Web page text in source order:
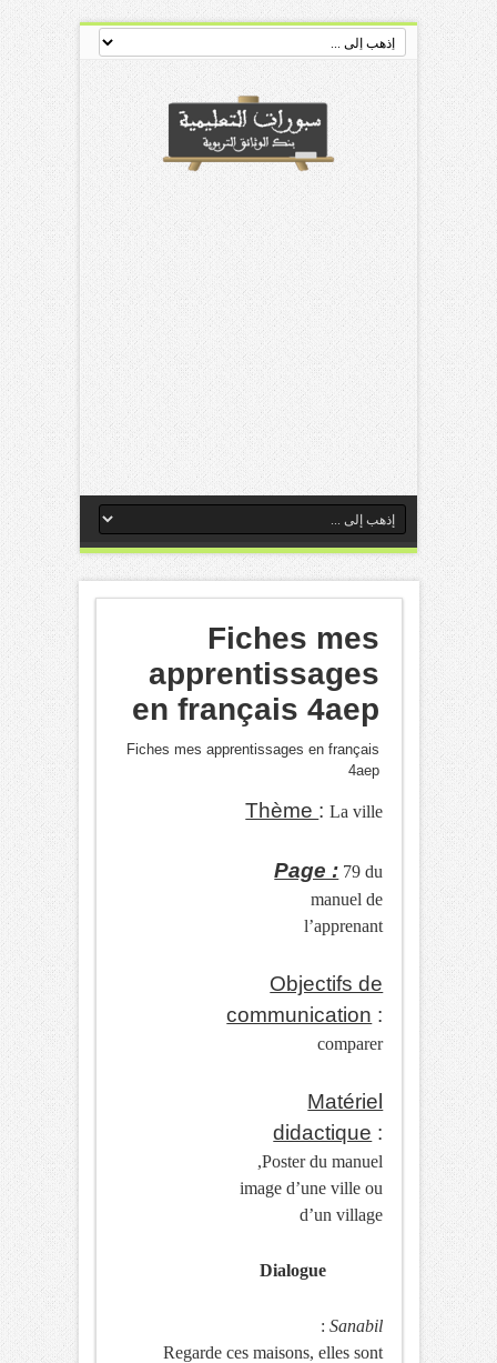
Fiches mes
apprentissages
en français 4aep
Fiches mes apprentissages en français
4aep
Thème :La ville
Page : 79 du
manuel de
l’apprenant
Objectifs de
communication :
comparer
Matériel
didactique :
Poster du manuel,
image d’une ville ou
d’un village
Dialogue
Sanabil
:
Regarde ces maisons, elles sont